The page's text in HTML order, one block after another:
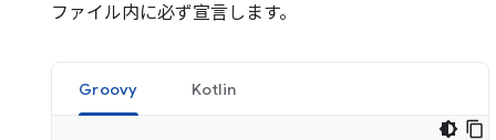
ファイル内に必ず宣言します。
Groovy Kotlin